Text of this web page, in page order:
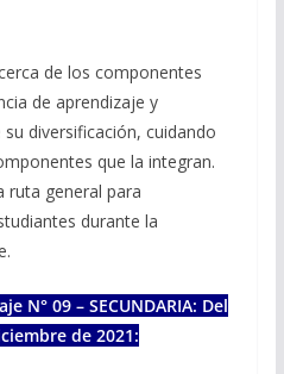
de los componentes
de aprendizaje y
diversificación, cuidando
que la integran.
ruta general para
durante la
N° 09 – SECUNDARIA: Del
de 2021: